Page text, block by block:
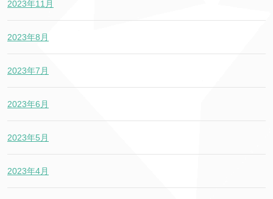
2023年11月
2023年8月
2023年7月
2023年6月
2023年5月
2023年4月